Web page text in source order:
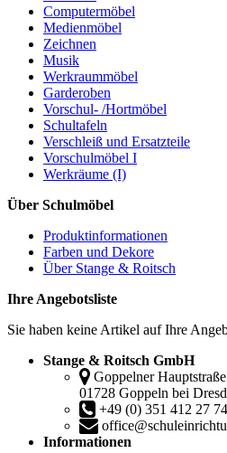
Computermöbel
Medienmöbel
Zeichnen
Musik
Werkraummöbel
Garderoben
Vorschul- /Hortmöbel
Schultafeln
Verschleiß und Ersatzteile
Vorschulmöbel I
Werkräume (I)
Über Schulmöbel
Produktinformationen
Farben und Dekore
Über Stange & Roitsch
Ihre Angebotsliste
Sie haben keine Artikel auf Ihre
Stange & Roitsch GmbH
Goppelner
01728 Goppeln bei
+49 (0) 351 412 27 74
Informationen